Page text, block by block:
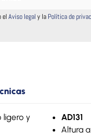
el Aviso legal y la Política de
ligero y
AD131
Altura